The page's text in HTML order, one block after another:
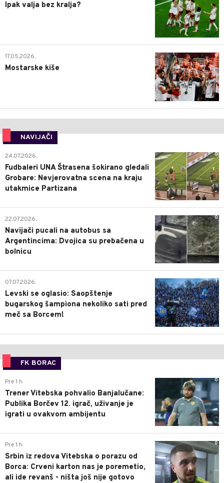
Ipak valja bez kralja?
0
17.05.2026.
Mostarske kiše
NAVIJAČI
0
24.07.2026.
Fudbaleri UNA Štrasena šokirano gledali
Grobare: Nevjerovatna scena na kraju
utakmice Partizana
0
22.07.2026.
Navijači pucali na autobus sa
Argentincima: Dvojica su prebačena u
bolnicu
1
07.07.2026.
Levski se oglasio: Saopštenje
bugarskog šampiona nekoliko sati pred
meč sa Borcem!
FK BORAC
0
Pre 1 h
Trener Vitebska pohvalio Banjalučane:
Publika Borčev 12. igrač, uživanje je
igrati u ovakvom ambijentu
0
Pre 1 h
Srbin iz redova Vitebska o porazu od
Borca: Crveni karton nas je poremetio,
ali ide revanš - ništa još nije gotovo